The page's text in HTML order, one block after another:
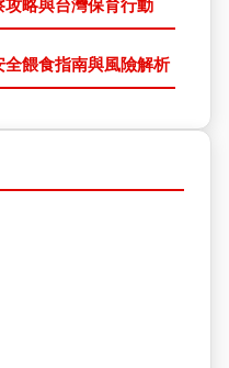
略與台灣保育行動
餵食指南與風險解析